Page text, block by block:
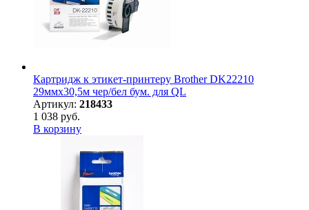
Картридж к этикет-принтеру Brother DK22210
29ммх30,5м чер/бел бум. для QL
Артикул: 218433
1 038 руб.
В корзину